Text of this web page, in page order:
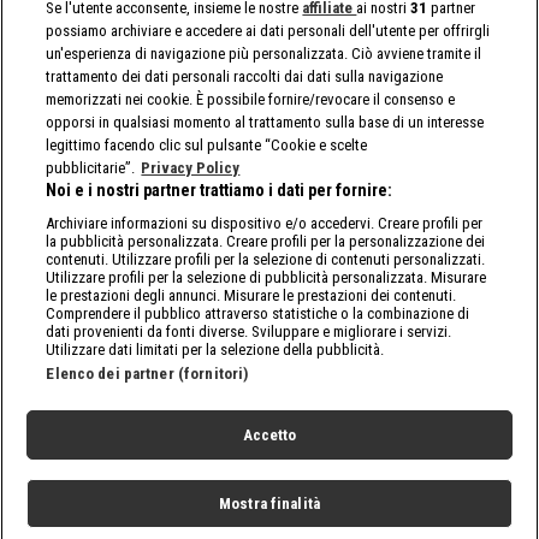
Se l'utente acconsente, insieme le nostre affiliate ai nostri31 partner
possiamo archiviare e accedere ai dati personali dell'utente per offrirgli
un'esperienza di navigazione più personalizzata. Ciò avviene tramite il
trattamento dei dati personali raccolti dai dati sulla navigazione
memorizzati nei cookie. È possibile fornire/revocare il consenso e
opporsi in qualsiasi momento al trattamento sulla base di un interesse
legittimo facendo clic sul pulsante “Cookie e scelte
pubblicitarie”. Privacy Policy
Noi e i nostri partner trattiamo i dati per fornire:
Archiviare informazioni su dispositivo e/o accedervi. Creare profili per
la pubblicità personalizzata. Creare profili per la personalizzazione dei
contenuti. Utilizzare profili per la selezione di contenuti personalizzati.
Utilizzare profili per la selezione di pubblicità personalizzata. Misurare
le prestazioni degli annunci. Misurare le prestazioni dei contenuti.
Comprendere il pubblico attraverso statistiche o la combinazione di
dati provenienti da fonti diverse. Sviluppare e migliorare i servizi.
Utilizzare dati limitati per la selezione della pubblicità.
Elenco dei partner (fornitori)
Accetto
Mostra finalità